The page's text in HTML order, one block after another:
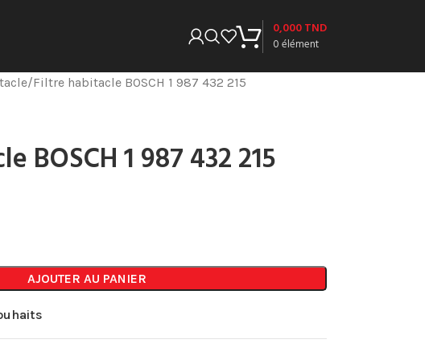
0élément
0,000TND
Filtre habitacle BOSCH 1 987 432 215
BOSCH 1 987 432 215
AJOUTER AU PANIER